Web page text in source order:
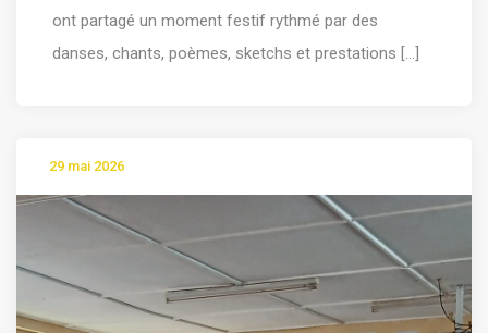
ont partagé un moment festif rythmé par des
danses, chants, poèmes, sketchs et prestations [...]
29 mai 2026